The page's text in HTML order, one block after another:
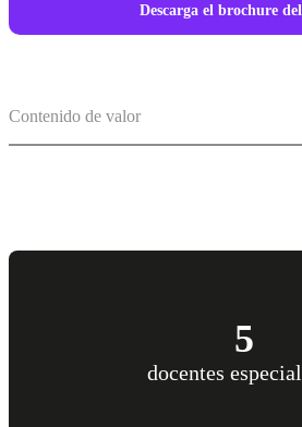
Descarga el brochure
Contenido de valor
5
docentes